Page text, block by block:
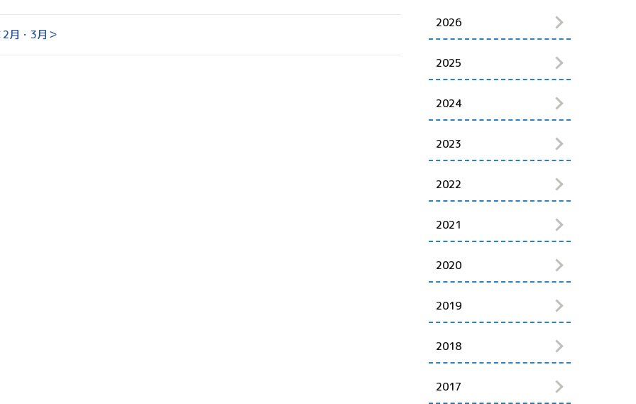
2月・3月＞
2026
2025
2024
2023
2022
2021
2020
2019
2018
2017